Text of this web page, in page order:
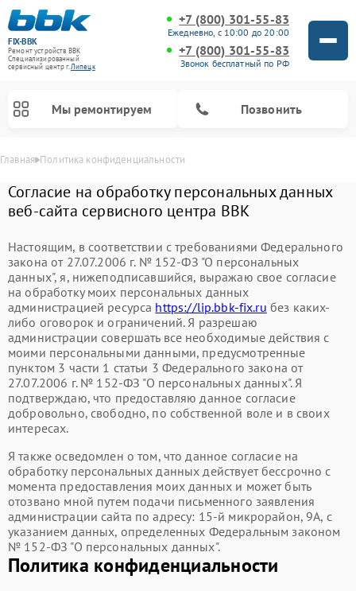
FIX-BBK
Ремонт устройств BBK
Специализированный
cервисный центр г.Липецк
+7 (800) 301-55-83
Ежедневно, с 10:00 до 20:00
+7 (800) 301-55-83
Звонок бесплатный по РФ
Мы ремонтируем Позвонить
Главная Политика конфиденциальности
Согласие на обработку персональных данных
веб-сайта сервисного центра BBK
Настоящим, в соответствии с требованиями Федерального
закона от 27.07.2006 г. № 152-ФЗ "О персональных
данных", я, нижеподписавшийся, выражаю свое согласие
на обработку моих персональных данных
администрацией ресурса https://lip.bbk-fix.ru без каких-
либо оговорок и ограничений. Я разрешаю
администрации совершать все необходимые действия с
моими персональными данными, предусмотренные
пунктом 3 части 1 статьи 3 Федерального закона от
27.07.2006 г. № 152-ФЗ "О персональных данных". Я
подтверждаю, что предоставляю данное согласие
добровольно, свободно, по собственной воле и в своих
интересах.
Я также осведомлен о том, что данное согласие на
обработку персональных данных действует бессрочно с
момента предоставления моих данных и может быть
отозвано мной путем подачи письменного заявления
администрации сайта по адресу: 15-й микрорайон, 9А, с
указанием данных, определенных Федеральным законом
№ 152-ФЗ "О персональных данных".
Политика конфиденциальности